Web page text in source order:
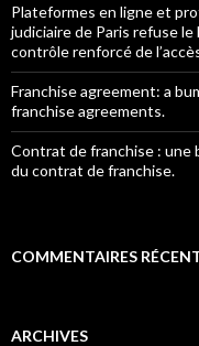
Plateformes en ligne et
judiciaire de Paris refuse le
contrôle renforcé de
Franchise agreement: a
franchise agreements.
Contrat de franchise : une
du contrat de franchise.
COMMENTAIRES
ARCHIVES